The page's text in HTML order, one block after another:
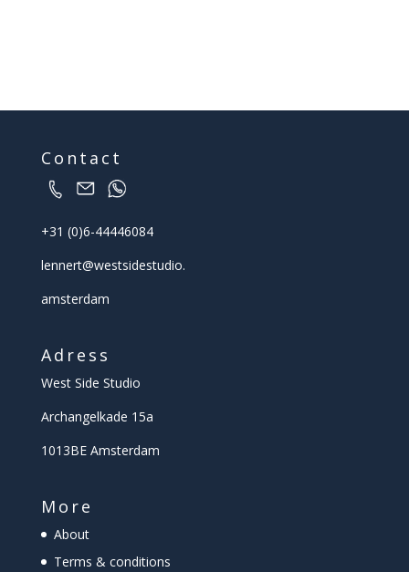
Contact
+31 (0)6-44446084
lennert@westsidestudio.
amsterdam
Adress
West Side Studio
Archangelkade 15a
1013BE Amsterdam
More
About
Terms & conditions